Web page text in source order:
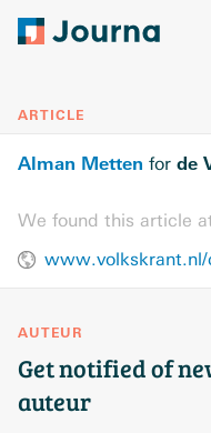
ARTICLE
Alman Metten for de
We found this article
AUTEUR
Get notified of
auteur